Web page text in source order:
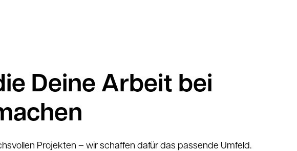
Deine Arbeit bei
Projekten – wir schaffen dafür das passende Umfeld.